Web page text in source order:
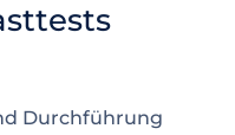
Durchführung